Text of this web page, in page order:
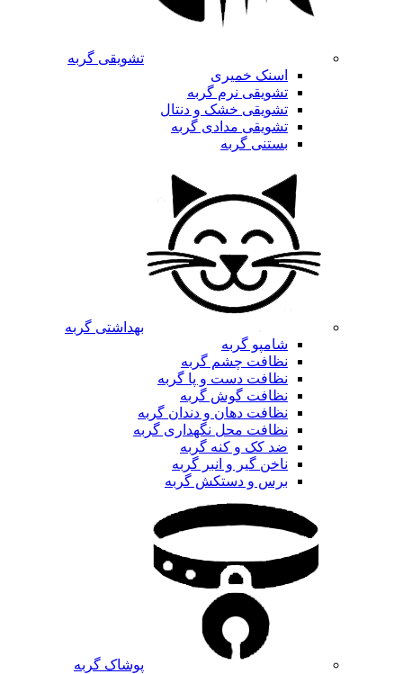
تشویقی گربه
اسنک خمیری
تشویقی نرم گربه
تشویقی خشک و دنتال
تشویقی مدادی گربه
بستنی گربه
بهداشتی گربه
شامپو گربه
نظافت چشم گربه
نظافت دست و پا گربه
نظافت گوش گربه
نظافت دهان و دندان گربه
نظافت محل نگهداری گربه
ضد کک و کنه گربه
ناخن گیر و انبر گربه
برس و دستکش گربه
پوشاک گربه